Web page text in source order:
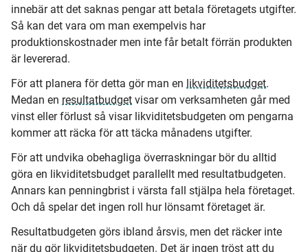
innebär att det saknas pengar att betala företagets utgifter.
Så kan det vara om man exempelvis har
produktionskostnader men inte får betalt förrän produkten
är levererad.
För att planera för detta gör man en likviditetsbudget.
Medan en resultatbudget visar om verksamheten går med
vinst eller förlust så visar likviditetsbudgeten om pengarna
kommer att räcka för att täcka månadens utgifter.
För att undvika obehagliga överraskningar bör du alltid
göra en likviditetsbudget parallellt med resultatbudgeten.
Annars kan penningbrist i värsta fall stjälpa hela företaget.
Och då spelar det ingen roll hur lönsamt företaget är.
Resultatbudgeten görs ibland årsvis, men det räcker inte
när du gör likviditetsbudgeten. Det är ingen tröst att du